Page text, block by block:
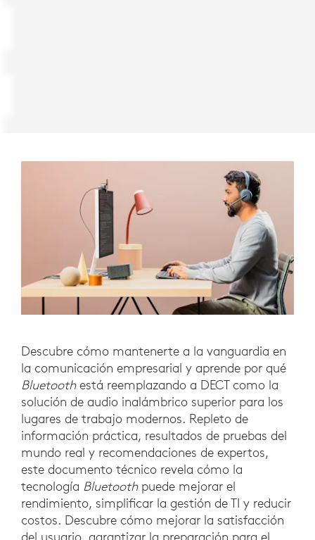
Descubre cómo mantenerte a la vanguardia en
la comunicación empresarial y aprende por qué
Bluetoothestá reemplazando a DECT como la
solución de audio inalámbrico superior para los
lugares de trabajo modernos. Repleto de
información práctica, resultados de pruebas del
mundo real y recomendaciones de expertos,
este documento técnico revela cómo la
tecnología Bluetoothpuede mejorar el
rendimiento, simplificar la gestión de TI y reducir
costos. Descubre cómo mejorar la satisfacción
del usuario, garantizar la preparación para el